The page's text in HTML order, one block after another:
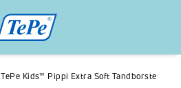
TePe Kids™ Pippi Extra Soft Tandborste